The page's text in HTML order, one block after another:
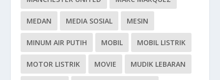
MEDAN MEDIA SOSIAL MESIN
MINUM AIR PUTIH MOBIL MOBIL LISTRIK
MOTOR LISTRIK MOVIE MUDIK LEBARAN